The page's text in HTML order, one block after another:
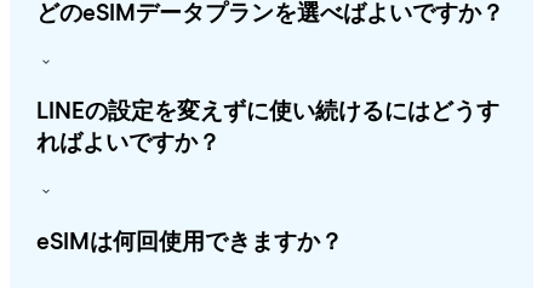
どのeSIMデータプランを選べばよいですか？
LINEの設定を変えずに使い続けるにはどうす
ればよいですか？
eSIMは何回使用できますか？